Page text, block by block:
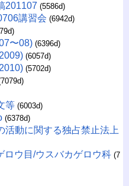
201107 (5586d)
講習会 (6942d)
〜08) (6396d)
(6057d)
(5702d)
等 (6003d)
(6378d)
活動に関する独占禁止法上
ロウ目/ウスバカゲロウ科 (7